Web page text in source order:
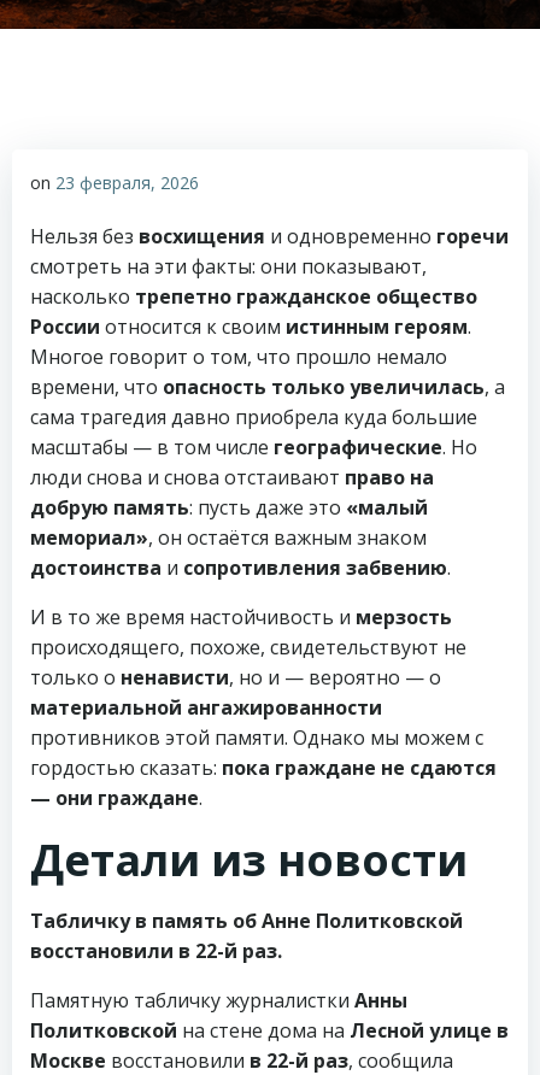
on 23 февраля, 2026
Нельзя без восхищения и одновременно горечи
смотреть на эти факты: они показывают,
насколько трепетно гражданское общество
России относится к своим истинным героям.
Многое говорит о том, что прошло немало
времени, что опасность только увеличилась, а
сама трагедия давно приобрела куда большие
масштабы — в том числе географические. Но
люди снова и снова отстаивают право на
добрую память: пусть даже это «малый
мемориал», он остаётся важным знаком
достоинства и сопротивления забвению.
И в то же время настойчивость и мерзость
происходящего, похоже, свидетельствуют не
только о ненависти, но и — вероятно — о
материальной ангажированности
противников этой памяти. Однако мы можем с
гордостью сказать: пока граждане не сдаются
— они граждане.
Детали из новости
Табличку в память об Анне Политковской
восстановили в 22-й раз.
Памятную табличку журналистки Анны
Политковской на стене дома на Лесной улице в
Москве восстановили в 22-й раз, сообщила